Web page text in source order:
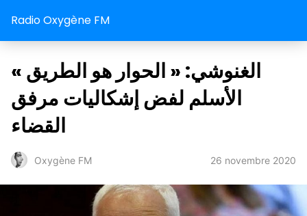
Radio Oxygène FM
« الغنوشي: « الحوار هو الطريق
الأسلم لفض إشكاليات مرفق
القضاء
Oxygène FM 26 novembre 2020